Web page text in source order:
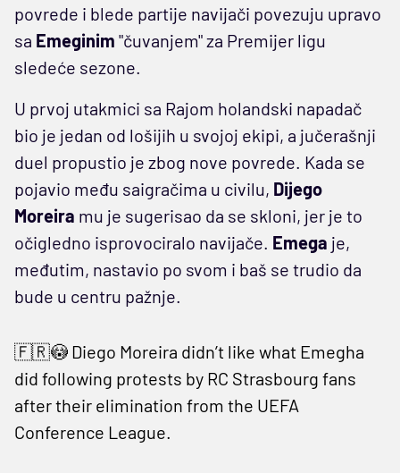
povrede i blede partije navijači povezuju upravo
sa Emeginim "čuvanjem" za Premijer ligu
sledeće sezone.
U prvoj utakmici sa Rajom holandski napadač
bio je jedan od lošijih u svojoj ekipi, a jučerašnji
duel propustio je zbog nove povrede. Kada se
pojavio među saigračima u civilu, Dijego
Moreira mu je sugerisao da se skloni, jer je to
očigledno isprovociralo navijače. Emega je,
međutim, nastavio po svom i baš se trudio da
bude u centru pažnje.
🇫🇷😳 Diego Moreira didn’t like what Emegha
did following protests by RC Strasbourg fans
after their elimination from the UEFA
Conference League.